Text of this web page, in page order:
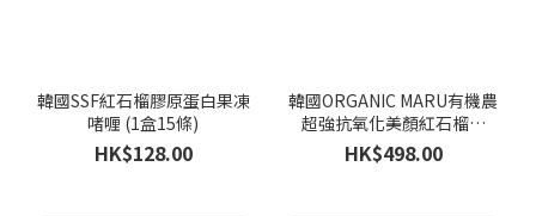
韓國SSF紅石榴膠原蛋白果凍
啫喱 (1盒15條)
HK$128.00
韓國ORGANIC MARU有機農
超強抗氧化美顏紅石榴汁
100%原汁 NFC (60包紙盒
裝) 70ml x 60
HK$498.00